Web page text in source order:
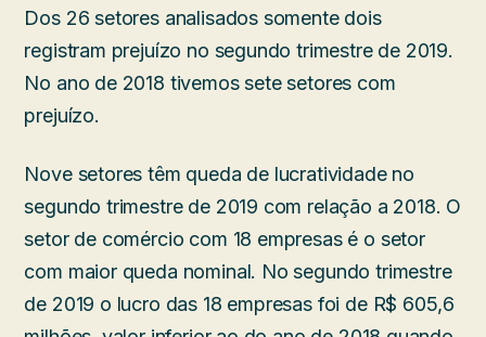
Dos 26 setores analisados somente dois
registram prejuízo no segundo trimestre de 2019.
No ano de 2018 tivemos sete setores com
prejuízo.
Nove setores têm queda de lucratividade no
segundo trimestre de 2019 com relação a 2018. O
setor de comércio com 18 empresas é o setor
com maior queda nominal. No segundo trimestre
de 2019 o lucro das 18 empresas foi de R$ 605,6